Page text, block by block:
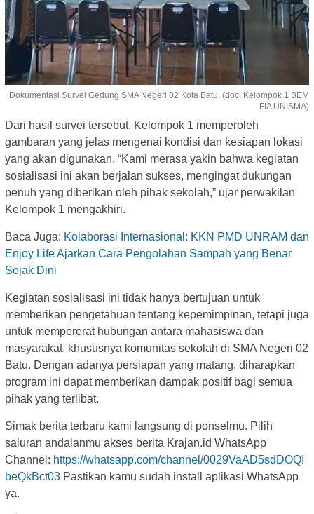
Dokumentasi Survei Gedung SMA Negeri 02 Kota Batu. (doc. Kelompok 1 BEM
FIA UNISMA)
Dari hasil survei tersebut, Kelompok 1 memperoleh
gambaran yang jelas mengenai kondisi dan kesiapan lokasi
yang akan digunakan. “Kami merasa yakin bahwa kegiatan
sosialisasi ini akan berjalan sukses, mengingat dukungan
penuh yang diberikan oleh pihak sekolah,” ujar perwakilan
Kelompok 1 mengakhiri.
Baca Juga: Kolaborasi Internasional: KKN PMD UNRAM dan
Enjoy Life Ajarkan Cara Pengolahan Sampah yang Benar
Sejak Dini
Kegiatan sosialisasi ini tidak hanya bertujuan untuk
memberikan pengetahuan tentang kepemimpinan, tetapi juga
untuk mempererat hubungan antara mahasiswa dan
masyarakat, khususnya komunitas sekolah di SMA Negeri 02
Batu. Dengan adanya persiapan yang matang, diharapkan
program ini dapat memberikan dampak positif bagi semua
pihak yang terlibat.
Simak berita terbaru kami langsung di ponselmu. Pilih
saluran andalanmu akses berita Krajan.id WhatsApp
Channel: https://whatsapp.com/channel/0029VaAD5sdDOQI
beQkBct03 Pastikan kamu sudah install aplikasi WhatsApp
ya.